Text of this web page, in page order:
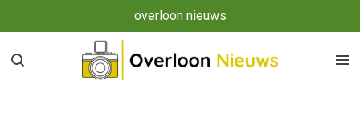
direct
naar
overloon nieuws